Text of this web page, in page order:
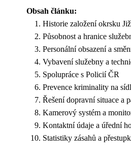
Obsah článku:
Historie založení okrsku
Působnost a hranice
Personální obsazení a
Vybavení služebny a
Spolupráce s Policií ČR
Prevence kriminality na
Řešení dopravní situace a
Kamerový systém a
Kontaktní údaje a úřední
Statistiky zásahů a